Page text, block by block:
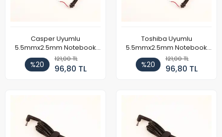
Casper Uyumlu
5.5mmx2.5mm Notebook
Adaptör DC Kablosu
%20
121,00 TL
96,80 TL
Toshiba Uyumlu
5.5mmx2.5mm Notebook
Adaptör DC Kablosu
%20
121,00 TL
96,80 TL